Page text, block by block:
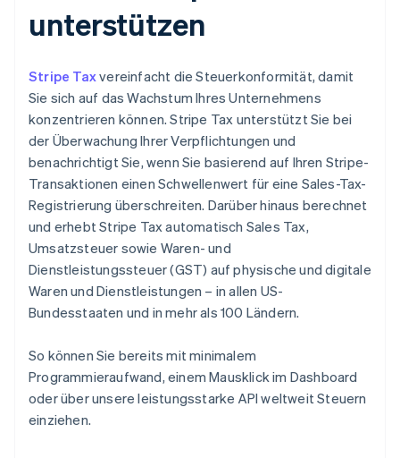
unterstützen
Stripe Taxvereinfacht die Steuerkonformität, damit
Sie sich auf das Wachstum Ihres Unternehmens
konzentrieren können. Stripe Tax unterstützt Sie bei
der Überwachung Ihrer Verpflichtungen und
benachrichtigt Sie, wenn Sie basierend auf Ihren Stripe-
Transaktionen einen Schwellenwert für eine Sales-Tax-
Registrierung überschreiten. Darüber hinaus berechnet
und erhebt Stripe Tax automatisch Sales Tax,
Umsatzsteuer sowie Waren- und
Dienstleistungssteuer (GST) auf physische und digitale
Waren und Dienstleistungen – in allen US-
Bundesstaaten und in mehr als 100 Ländern.
So können Sie bereits mit minimalem
Programmieraufwand, einem Mausklick im Dashboard
oder über unsere leistungsstarke API weltweit Steuern
einziehen.